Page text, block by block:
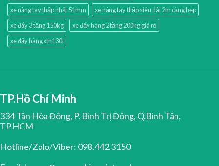
xe nâng tay thấp nhất 51mm
xe nâng tay thấp siêu dài 2m càng hẹp
xe đẩy 3 tầng 150kg
xe đẩy hàng 2 tầng 200kg giá rẻ
xe đẩy hàng xth130l
TP.Hồ Chí Minh
334 Tân Hòa Đông, P. Bình Trị Đông, Q.Bình Tân,
TP.HCM
Hotline/Zalo/Viber: 098.442.3150